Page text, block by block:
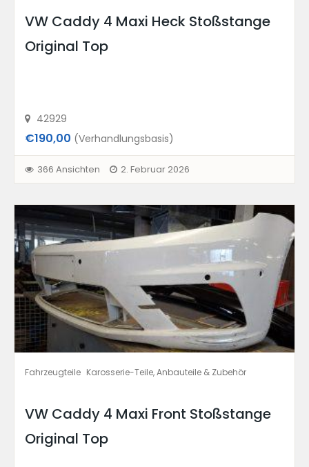
VW Caddy 4 Maxi Heck Stoßstange
Original Top
42929
€190,00 (Verhandlungsbasis)
366 Ansichten 2. Februar 2026
Fahrzeugteile Karosserie-Teile, Anbauteile & Zubehör
VW Caddy 4 Maxi Front Stoßstange
Original Top